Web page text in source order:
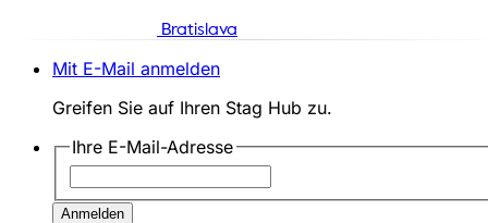
Bratislava
Mit E-Mail anmelden
Greifen Sie auf Ihren Stag Hub zu.
Ihre E-Mail-Adresse
Anmelden